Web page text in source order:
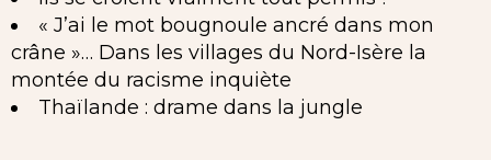
« J’ai le mot bougnoule ancré dans mon
crâne »… Dans les villages du Nord-Isère la
montée du racisme inquiète
Thaïlande : drame dans la jungle